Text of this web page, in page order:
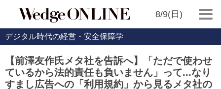
8/9(日)
デジタル時代の経営・安全保障学
【前澤友作氏メタ社を告訴へ】「ただで使わせ
ているから法的責任も負いません」って...なり
すまし広告への「利用規約」から見るメタ社の